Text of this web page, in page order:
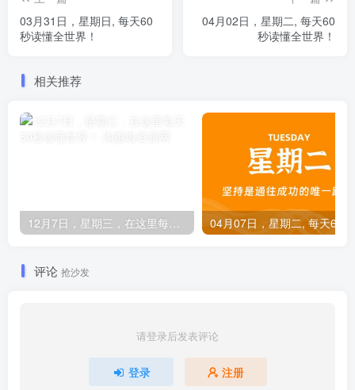
03月31日，星期日, 每天60
秒读懂全世界！
04月02日，星期二, 每天60
秒读懂全世界！
相关推荐
评论 抢沙发
请登录后发表评论
登录 注册